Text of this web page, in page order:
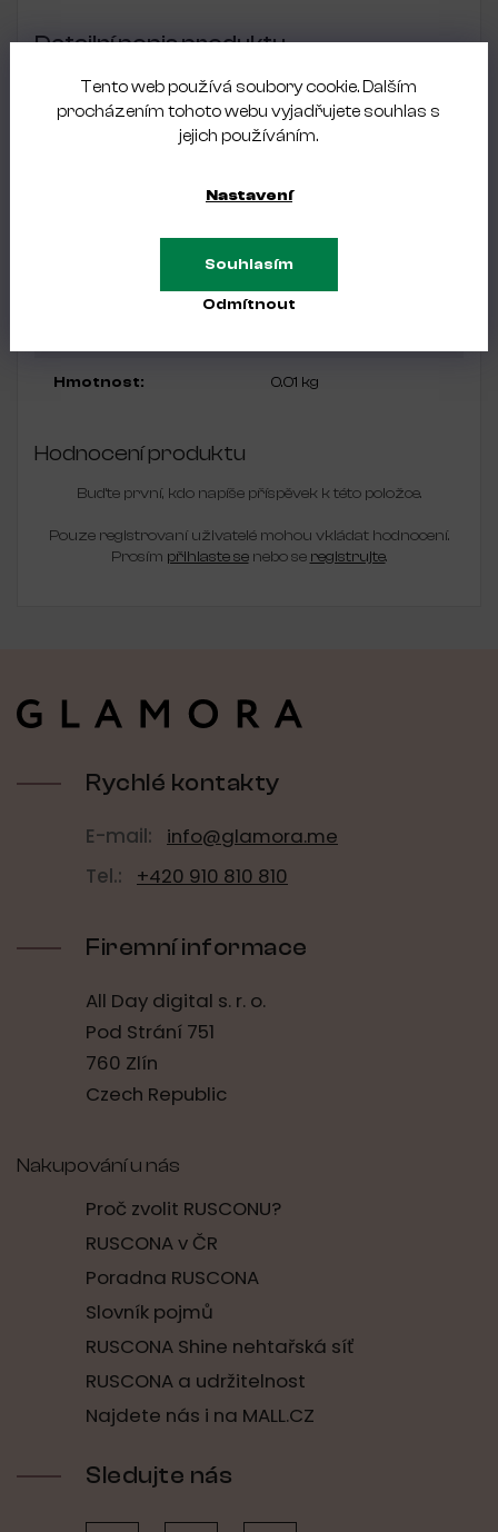
Tento web používá soubory cookie. Dalším
procházením tohoto webu vyjadřujete souhlas s
jejich používáním.
Nastavení
Odmítnout
Souhlasím
Detailní popis produktu
KLÍČOVÉ VLASTNOSTI:
klasická velikost otvoru pro prst
Doplňkové parametry
Hmotnost: 0.01 kg
Hodnocení produktu
Buďte první, kdo napíše příspěvek k této položce.
Pouze registrovaní uživatelé mohou vkládat hodnocení.
Prosím přihlaste senebo se registrujte.
Rychlé kontakty
E-mail:
info@glamora.me
Tel.:
+420 910 810 810
Firemní informace
All Day digital s. r. o.
Pod Strání 751
760 Zlín
Czech Republic
Nakupování u nás
Proč zvolit RUSCONU?
RUSCONA v ČR
Poradna RUSCONA
Slovník pojmů
RUSCONA Shine nehtařská síť
RUSCONA a udržitelnost
Najdete nás i na MALL.CZ
Sledujte nás